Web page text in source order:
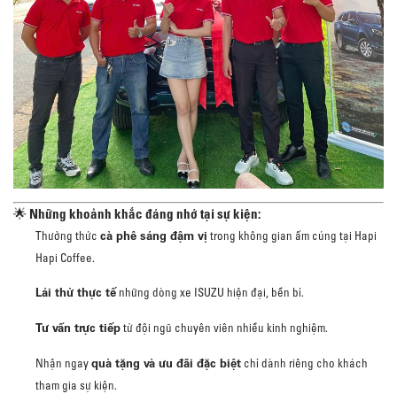
🌟 Những khoảnh khắc đáng nhớ tại sự kiện:
Thưởng thức cà phê sáng đậm vị trong không gian ấm cúng tại Hapi
Hapi Coffee.
Lái thử thực tếnhững dòng xe ISUZU hiện đại, bền bỉ.
Tư vấn trực tiếptừ đội ngũ chuyên viên nhiều kinh nghiệm.
Nhận ngayquà tặng và ưu đãi đặc biệt chỉ dành riêng cho khách
tham gia sự kiện.